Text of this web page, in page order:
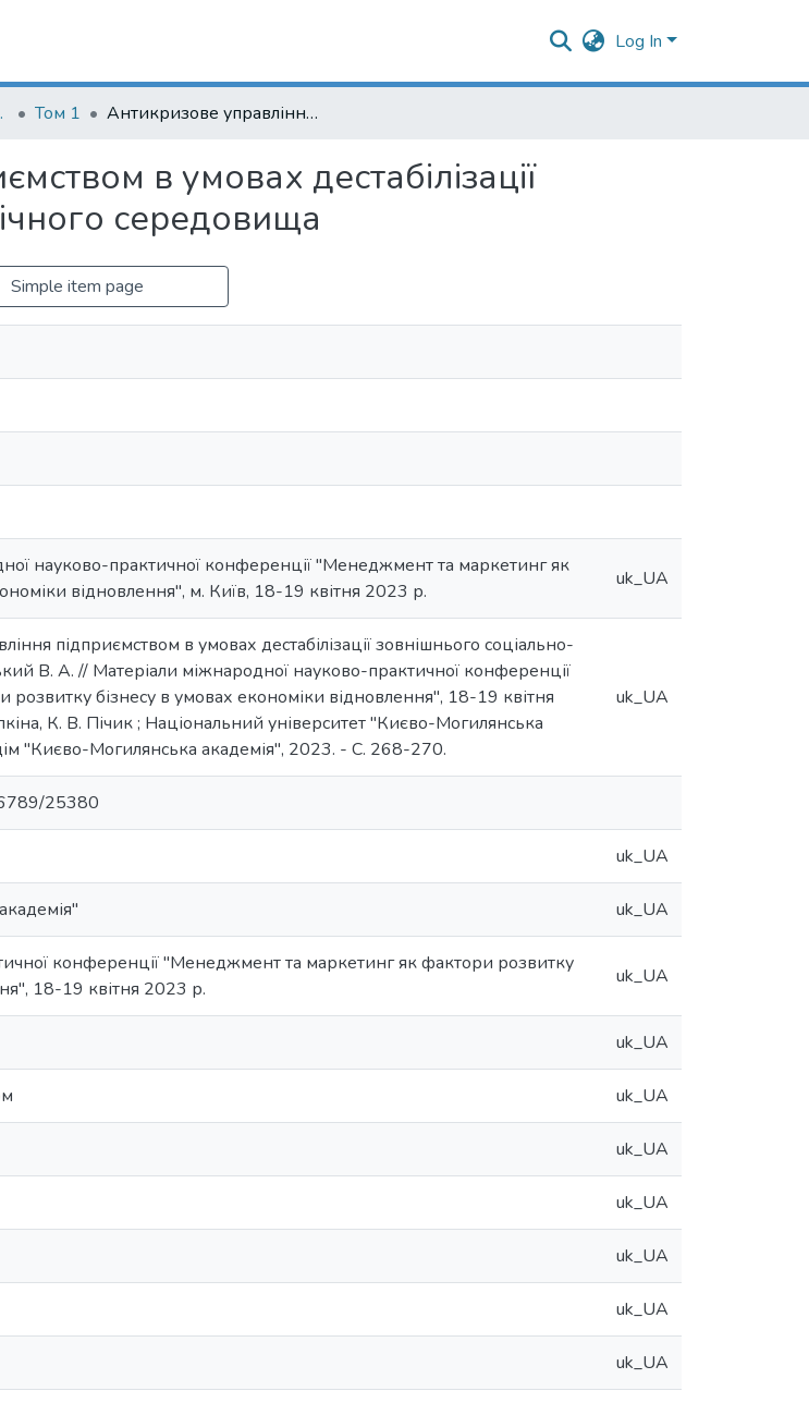
Log In
18-19 квітня 2023 р. Том 1 Антикризове управління підприємством в умовах дестабілізації зовнішнього соціально-економічного середовища
в умовах дестабілізації
середовища
Simple item page
науково-практичної конференції "Менеджмент та маркетинг як
відновлення", м. Київ, 18-19 квітня 2023 р.
uk_UA
підприємством в умовах дестабілізації зовнішнього соціально-
В. А. // Матеріали міжнародної науково-практичної конференції
бізнесу в умовах економіки відновлення", 18-19 квітня
К. В. Пічик ; Національний університет "Києво-Могилянська
"Києво-Могилянська академія", 2023. - C. 268-270.
uk_UA
25380
uk_UA
uk_UA
конференції "Менеджмент та маркетинг як фактори розвитку
18-19 квітня 2023 р.
uk_UA
uk_UA
uk_UA
uk_UA
uk_UA
uk_UA
uk_UA
uk_UA